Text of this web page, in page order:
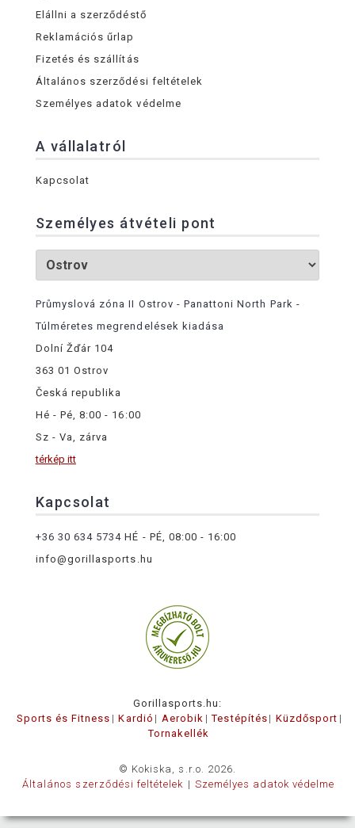
Elállni a szerződéstő
Reklamációs űrlap
Fizetés és szállítás
Általános szerződési feltételek
Személyes adatok védelme
A vállalatról
Kapcsolat
Személyes átvételi pont
Průmyslová zóna II Ostrov - Panattoni North Park -
Túlméretes megrendelések kiadása
Dolní Žďár 104
363 01 Ostrov
Česká republika
Hé - Pé, 8:00 - 16:00
Sz - Va, zárva
térkép itt
Kapcsolat
+36 30 634 5734 HÉ - PÉ, 08:00 - 16:00
info@gorillasports.hu
Gorillasports.hu:
Sports és Fitness
Kardió Aerobik Testépítés
Küzdősport
Tornakellék
© Kokiska, s.r.o. 2026.
Általános szerződési feltételek
Személyes adatok védelme